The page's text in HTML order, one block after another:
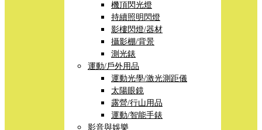
機頂閃光燈
持續照明閃燈
影樓閃燈/器材
攝影棚/背景
測光錶
運動/戶外用品
運動光學/激光測距儀
太陽眼鏡
露營/行山用品
運動/智能手錶
影音與娛樂